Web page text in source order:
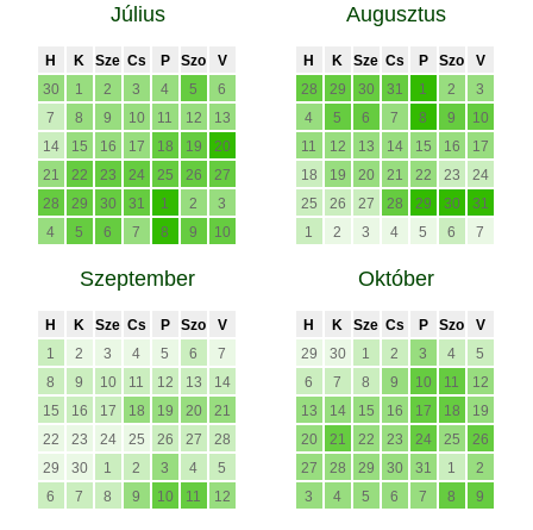
Július
H K Sze Cs P Szo
V
30
1 2 3 4 5
6
7
8 9 10 11 12
13
14
15 16 17 18 19
20
21
22 23 24 25 26
27
28
29 30 31 1 2
3
4
5 6 7 8 9 10
Augusztus
H K Sze Cs P Szo
V
28
29 30 31 1 2
3
4
5 6 7 8 9
10
11
12 13 14 15 16
17
18
19 20 21 22 23
24
25
26 27 28 29 30
31
1
2 3 4 5 6 7
Szeptember
H K Sze Cs P Szo
V
1
2 3 4 5 6
7
8
9 10 11 12 13
14
15
16 17 18 19 20
21
22
23 24 25 26 27
28
29
30 1 2 3 4
5
6
7 8 9 10 11 12
Október
H K Sze Cs P Szo
V
29
30 1 2 3 4
5
6
7 8 9 10 11
12
13
14 15 16 17 18
19
20
21 22 23 24 25
26
27
28 29 30 31 1
2
3
4 5 6 7 8 9